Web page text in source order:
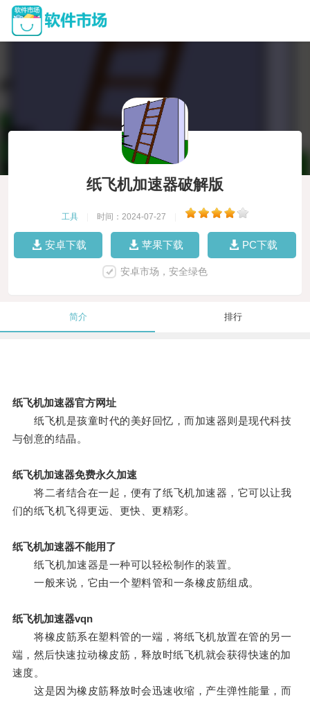
纸飞机加速器破解版
工具 时间：2024-07-27
安卓下载 苹果下载 PC下载
安卓市场，安全绿色
简介 排行
纸飞机加速器官方网址
纸飞机是孩童时代的美好回忆，而加速器则是现代科技
与创意的结晶。
纸飞机加速器免费永久加速
将二者结合在一起，便有了纸飞机加速器，它可以让我
们的纸飞机飞得更远、更快、更精彩。
纸飞机加速器不能用了
纸飞机加速器是一种可以轻松制作的装置。
一般来说，它由一个塑料管和一条橡皮筋组成。
纸飞机加速器vqn
将橡皮筋系在塑料管的一端，将纸飞机放置在管的另一
端，然后快速拉动橡皮筋，释放时纸飞机就会获得快速的加
速度。
这是因为橡皮筋释放时会迅速收缩，产生弹性能量，而